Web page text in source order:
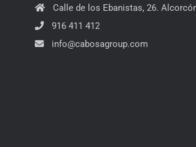
Calle de los Ebanistas, 26.
916 411 412
info@cabosagroup.com